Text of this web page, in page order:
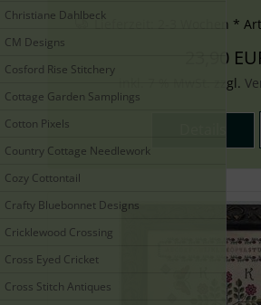
Christiane Dahlbeck
CM Designs
Cosford Rise Stitchery
Cottage Garden Samplings
Cotton Pixels
Country Cottage Needlework
Cozy Cottontail
Crafty Bluebonnet Designs
Cricklewood Crossing
Cross Eyed Cricket
Cross Stitch Antiques
Lieferzeit: 2-3 Wochen *
23,90
inkl. 7 % MwSt. zzgl.